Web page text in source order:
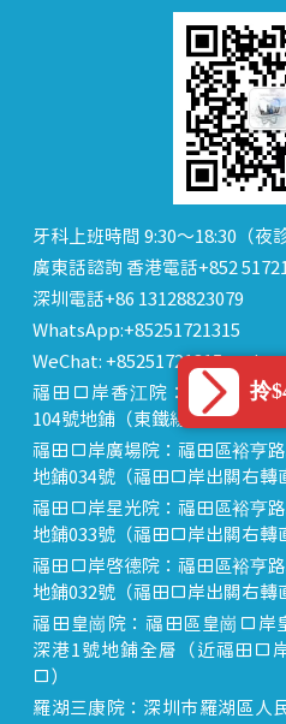
牙科上班時間 9:30～18:30（夜
廣東話諮詢 香港電話+852
深圳電話+86 13128823079
WhatsApp:+85251721315
WeChat: +85251721315 or
福田口岸香江院：福田區福
104號地鋪（東鐵線落馬洲站出
福田口岸廣場院：福田區裕亨
地鋪034號（福田口岸出關右轉
福田口岸星光院：福田區裕亨
地鋪033號（福田口岸出關右轉
福田口岸啟德院：福田區裕亨
地鋪032號（福田口岸出關右轉
福田皇崗院：福田區皇崗口岸
深港1號地鋪全層（近福田口
口）
羅湖三康院：深圳市羅湖區人
拎